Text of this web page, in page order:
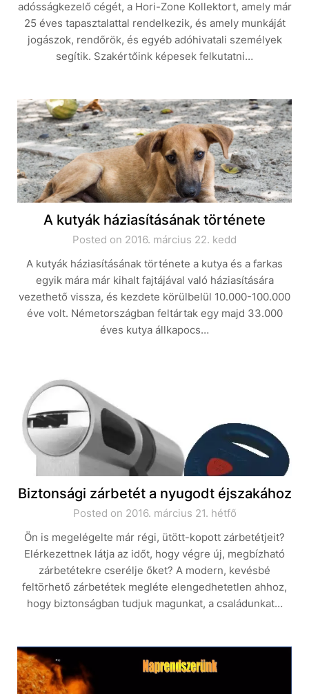
adósságkezelő cégét, a Hori-Zone Kollektort, amely már
25 éves tapasztalattal rendelkezik, és amely munkáját
jogászok, rendőrök, és egyéb adóhivatali személyek
segítik. Szakértőink képesek felkutatni…
A kutyák háziasításának története
Posted on 2016. március 22. kedd
A kutyák háziasításának története a kutya és a farkas
egyik mára már kihalt fajtájával való háziasítására
vezethető vissza, és kezdete körülbelül 10.000-100.000
éve volt. Németországban feltártak egy majd 33.000
éves kutya állkapocs…
Biztonsági zárbetét a nyugodt éjszakához
Posted on 2016. március 21. hétfő
Ön is megelégelte már régi, ütött-kopott zárbetétjeit?
Elérkezettnek látja az időt, hogy végre új, megbízható
zárbetétekre cserélje őket? A modern, kevésbé
feltörhető zárbetétek megléte elengedhetetlen ahhoz,
hogy biztonságban tudjuk magunkat, a családunkat…